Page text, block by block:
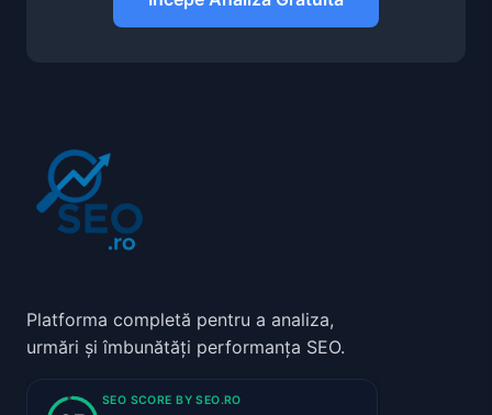
Platforma completă pentru a analiza,
urmări și îmbunătăți performanța SEO.